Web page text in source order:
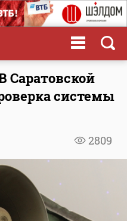
Саратовской
системы
2809